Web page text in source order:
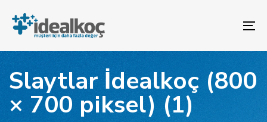
atla
gezinme
bölümüne
geç
atlaSlaytlar İdealkoç (800
× 700 piksel) (1)